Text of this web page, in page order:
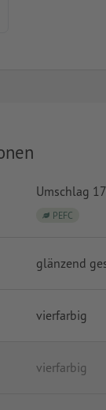
Umschlag
PEFC
glänzend
vierfarbig
vierfarbig